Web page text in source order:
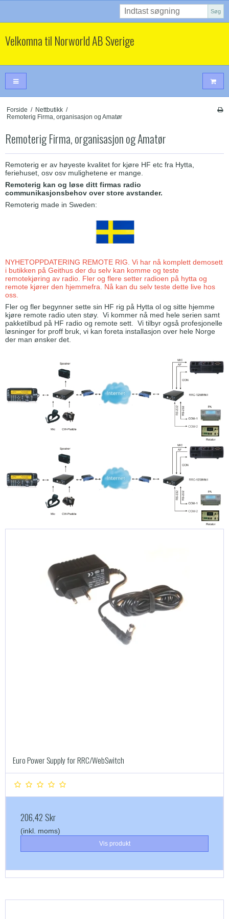
Søg
Velkomna til Norworld AB Sverige
Forside / Nettbutikk /
Remoterig Firma, organisasjon og Amatør
Remoterig Firma, organisasjon og Amatør
Remoterig er av høyeste kvalitet for kjøre HF etc fra Hytta,
feriehuset, osv osv mulighetene er mange.
Remoterig kan og løse ditt firmas radio
communikasjonsbehov over store avstander.
Remoterig made in Sweden:
NYHETOPPDATERING REMOTE RIG. Vi har nå komplett demosett
i butikken på Geithus der du selv kan komme og teste
remotekjøring av radio. Fler og flere setter radioen på hytta og
remote kjører den hjemmefra. Nå kan du selv teste dette live hos
oss.
Fler og fler begynner sette sin HF rig på Hytta ol og sitte hjemme
kjøre remote radio uten støy. Vi kommer nå med hele serien samt
pakketilbud på HF radio og remote sett. Vi tilbyr også profesjonelle
løsninger for proff bruk, vi kan foreta installasjon over hele Norge
der man ønsker det.
Euro Power Supply for RRC/WebSwitch
206,42 Skr
(inkl. moms)
Vis produkt